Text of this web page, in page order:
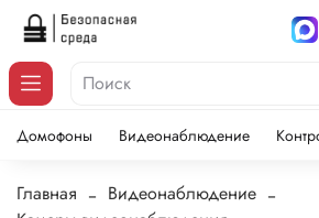
Домофоны Видеонаблюдение
Главная
Видеонаблюдение